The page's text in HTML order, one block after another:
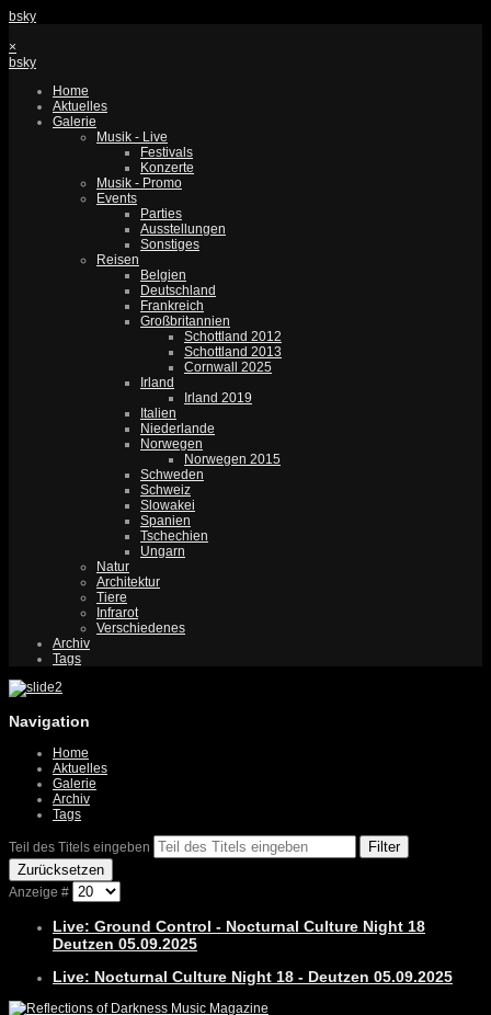
bsky
×
bsky
Home
Aktuelles
Galerie
Musik - Live
Festivals
Konzerte
Musik - Promo
Events
Parties
Ausstellungen
Sonstiges
Reisen
Belgien
Deutschland
Frankreich
Großbritannien
Schottland 2012
Schottland 2013
Cornwall 2025
Irland
Irland 2019
Italien
Niederlande
Norwegen
Norwegen 2015
Schweden
Schweiz
Slowakei
Spanien
Tschechien
Ungarn
Natur
Architektur
Tiere
Infrarot
Verschiedenes
Archiv
Tags
Navigation
Home
Aktuelles
Galerie
Archiv
Tags
Teil des Titels eingeben
Filter
Zurücksetzen
Anzeige #
Live: Ground Control - Nocturnal Culture Night 18
Deutzen 05.09.2025
Live: Nocturnal Culture Night 18 - Deutzen 05.09.2025